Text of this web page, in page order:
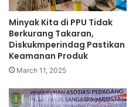
Minyak Kita di PPU Tidak
Berkurang Takaran,
Diskukmperindag Pastikan
Keamanan Produk
March 11, 2025